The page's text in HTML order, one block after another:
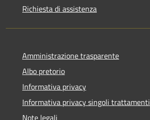
Richiesta di assistenza
Amministrazione trasparente
Albo pretorio
Informativa privacy
Informativa privacy singoli trattamenti
Note legali